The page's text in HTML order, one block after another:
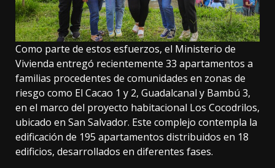
Como parte de estos esfuerzos, el Ministerio de
Vivienda entregó recientemente 33 apartamentos a
familias procedentes de comunidades en zonas de
riesgo como El Cacao 1 y 2, Guadalcanal y Bambú 3,
en el marco del proyecto habitacional Los Cocodrilos,
ubicado en San Salvador. Este complejo contempla la
edificación de 195 apartamentos distribuidos en 18
edificios, desarrollados en diferentes fases.